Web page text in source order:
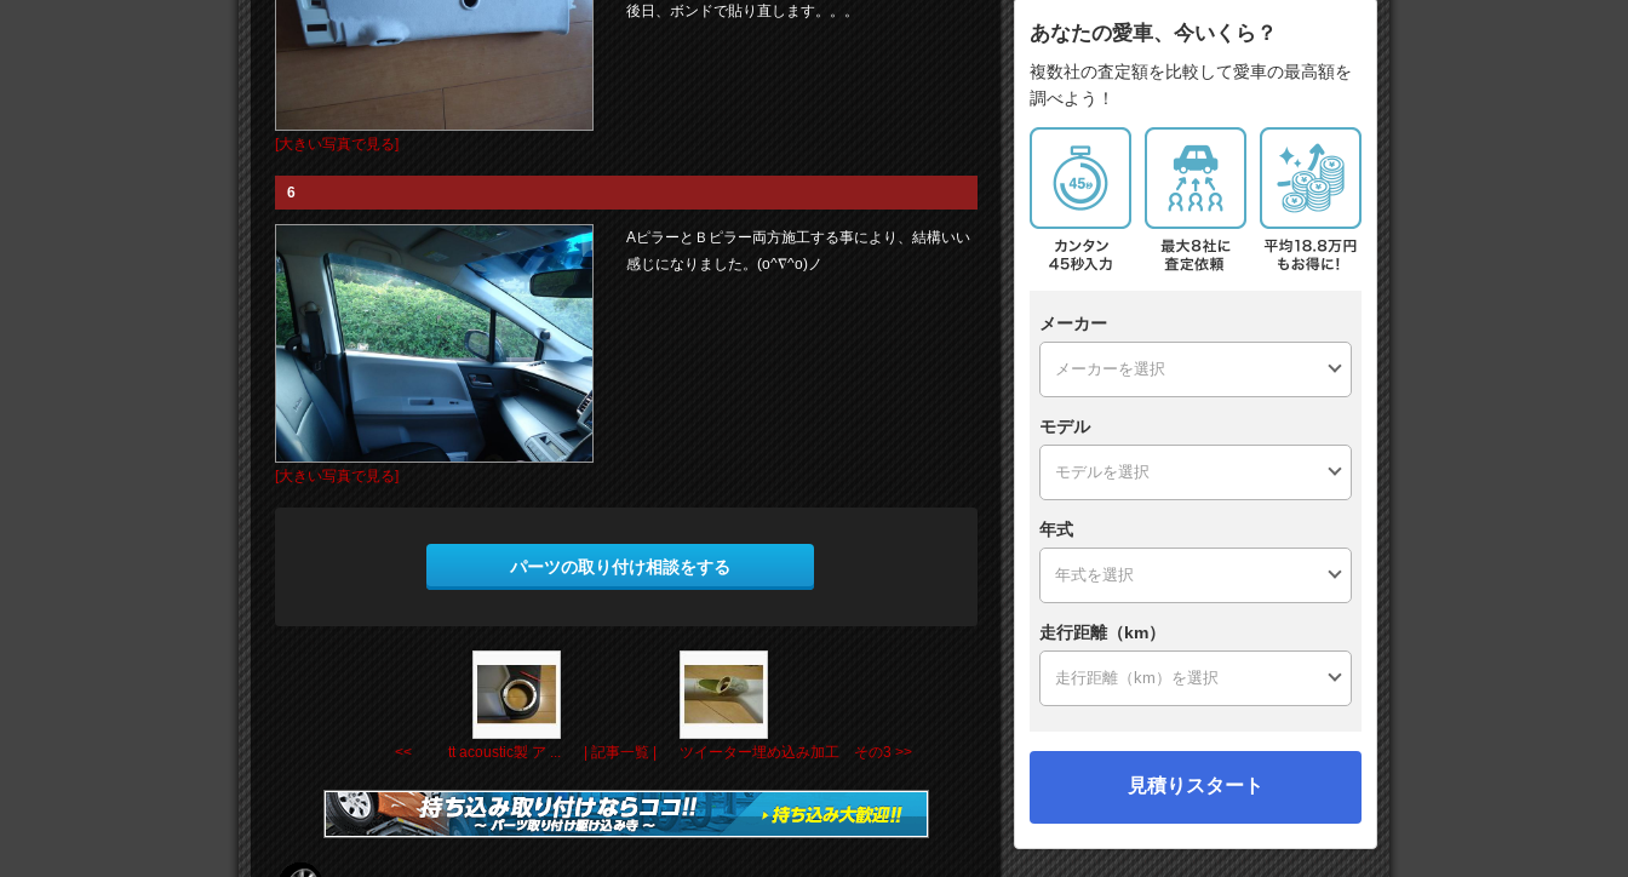
[大きい写真で見る]
後日、ボンドで貼り直します。。。
6
[大きい写真で見る]
AピラーとＢピラー両方施工する事により、結構いい
感じになりました。(o^∇^o)ノ
パーツの取り付け相談をする
<< tt acoustic製 ア ... | 記事一覧 | ツイーター埋め込み加工 その3 >>
あなたの愛車、今いくら？
複数社の査定額を比較して愛車の最高額を
調べよう！
メーカー
モデル
年式
走行距離（km）
見積りスタート